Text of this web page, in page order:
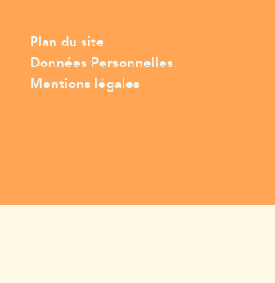
Plan du site
Données Personnelles
Mentions légales